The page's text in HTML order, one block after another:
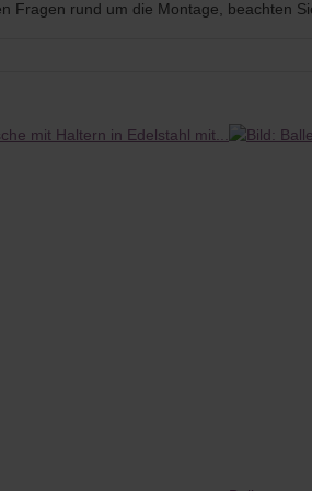
Fragen rund um die Montage, beachten